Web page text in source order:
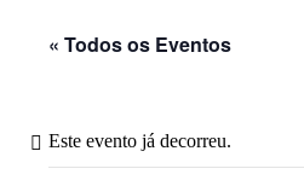
« Todos os Eventos
Este evento já decorreu.